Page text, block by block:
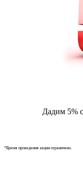
Дадим 5%
*Время проведения акции ограничено.